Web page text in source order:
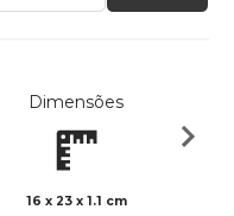
Dimensões
16 x 23 x 1.1 cm